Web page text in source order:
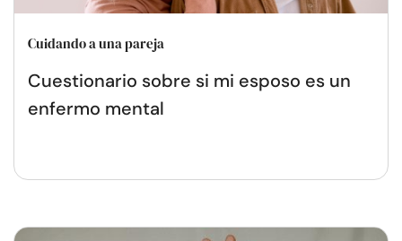
Cuidando a una pareja
Cuestionario sobre si mi esposo es un
enfermo mental